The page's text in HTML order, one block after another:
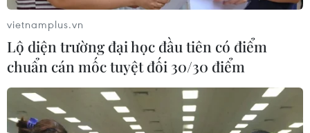
vietnamplus.vn
Lộ diện trường đại học đầu tiên có điểm
chuẩn cán mốc tuyệt đối 30/30 điểm